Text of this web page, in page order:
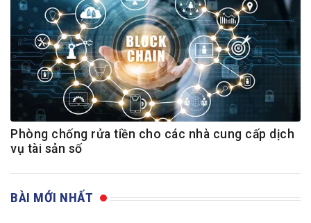
Phòng chống rửa tiền cho các nhà cung cấp dịch
vụ tài sản số
BÀI MỚI NHẤT